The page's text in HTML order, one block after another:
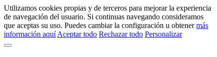
Utilizamos cookies propias y de terceros para mejorar la experiencia
de navegación del usuario. Si continuas navegando consideramos
que aceptas su uso. Puedes cambiar la configuración u obtenermás
información aquí Aceptar todo Rechazar todo Personalizar